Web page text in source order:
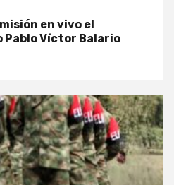
en vivo el
Víctor Balario